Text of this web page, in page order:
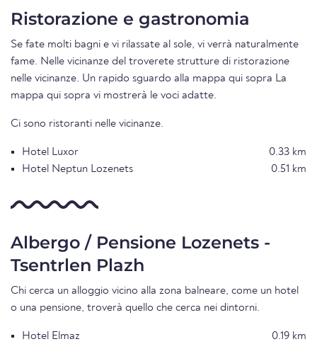
Ristorazione e gastronomia
Se fate molti bagni e vi rilassate al sole, vi verrà naturalmente
fame. Nelle vicinanze del troverete strutture di ristorazione
nelle vicinanze. Un rapido sguardo alla mappa qui sopra La
mappa qui sopra vi mostrerà le voci adatte.
Ci sono ristoranti nelle vicinanze.
Hotel Luxor
0.33 km
Hotel Neptun Lozenets
0.51 km
Albergo / Pensione Lozenets -
Tsentrlen Plazh
Chi cerca un alloggio vicino alla zona balneare, come un hotel
o una pensione, troverà quello che cerca nei dintorni.
Hotel Elmaz
0.19 km